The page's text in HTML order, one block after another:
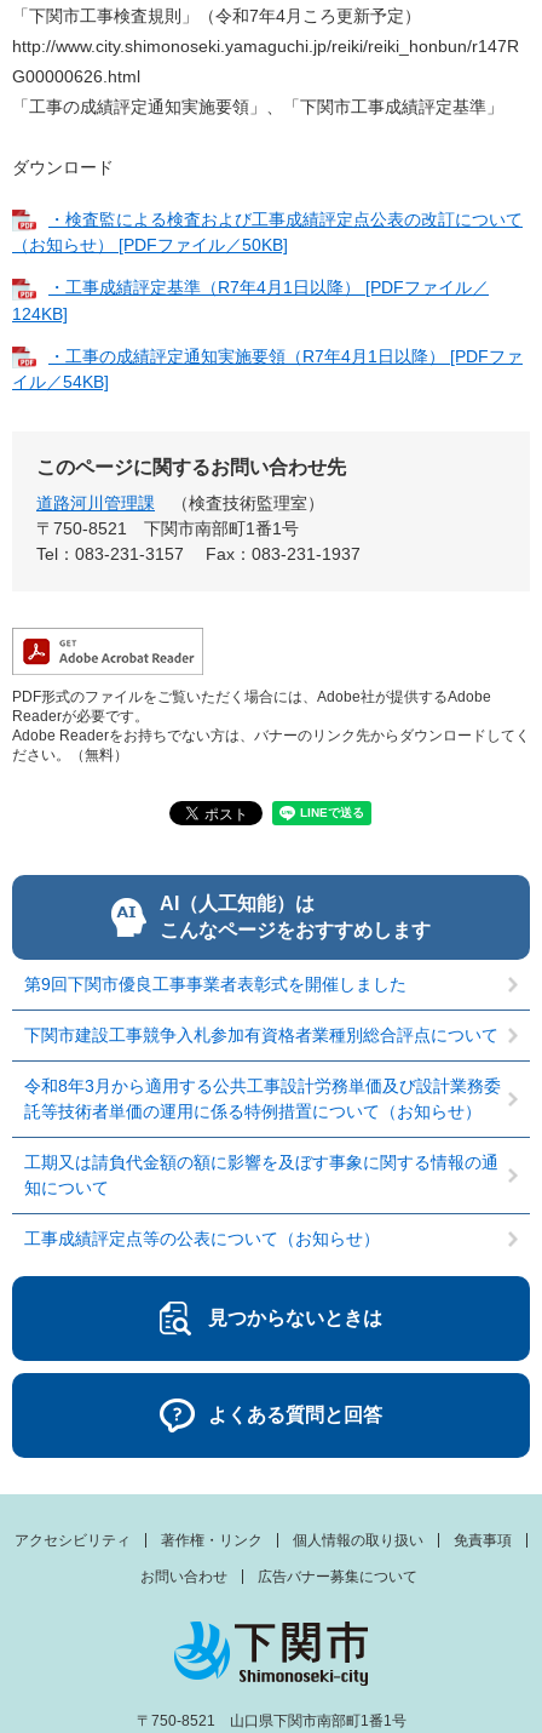
「下関市工事検査規則」（令和7年4月ころ更新予定）
http://www.city.shimonoseki.yamaguchi.jp/reiki/reiki_honbun/r147R
G00000626.html
「工事の成績評定通知実施要領」、「下関市工事成績評定基準」
ダウンロード
・検査監による検査および工事成績評定点公表の改訂について
（お知らせ） [PDFファイル／50KB]
・工事成績評定基準（R7年4月1日以降） [PDFファイル／
124KB]
・工事の成績評定通知実施要領（R7年4月1日以降） [PDFファ
イル／54KB]
このページに関するお問い合わせ先
道路河川管理課
検査技術監理室
〒750-8521
下関市南部町1番1号
Tel：083-231-3157
Fax：083-231-1937
PDF形式のファイルをご覧いただく場合には、Adobe社が提供するAdobe
Readerが必要です。
Adobe Readerをお持ちでない方は、バナーのリンク先からダウンロードしてく
ださい。（無料）
AI（人工知能）は
こんなページをおすすめします
第9回下関市優良工事事業者表彰式を開催しました
下関市建設工事競争入札参加有資格者業種別総合評点について
令和8年3月から適用する公共工事設計労務単価及び設計業務委
託等技術者単価の運用に係る特例措置について（お知らせ）
工期又は請負代金額の額に影響を及ぼす事象に関する情報の通
知について
工事成績評定点等の公表について（お知らせ）
見つからないときは
よくある質問と回答
アクセシビリティ 著作権・リンク 個人情報の取り扱い 免責事項
お問い合わせ 広告バナー募集について
〒750-8521 山口県下関市南部町1番1号